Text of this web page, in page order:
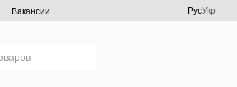
Вакансии
РусУкр